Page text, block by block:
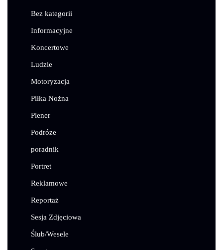
Bez kategorii
Informacyjne
Koncertowe
Ludzie
Motoryzacja
Piłka Nożna
Plener
Podróze
poradnik
Portret
Reklamowe
Reportaż
Sesja Zdjęciowa
Ślub/Wesele